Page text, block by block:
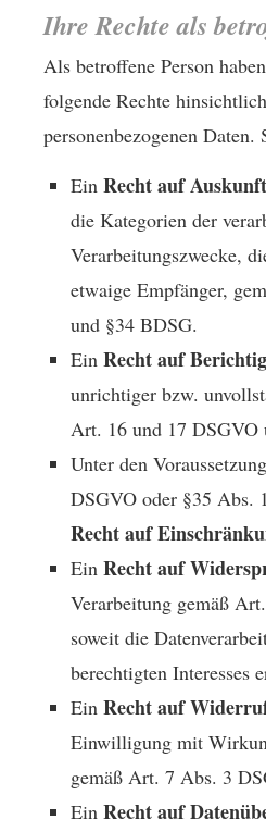
Ihre Rechte als
Als betroffene Person
folgende Rechte
personenbezogenen Daten.
Ein Recht auf Auskunft
die Kategorien der
Verarbeitungszwecke,
etwaige Empfänger,
und §34 BDSG.
Ein Recht auf
unrichtiger bzw.
Art. 16 und 17 DSGVO
Unter den
DSGVO oder §35 Abs.
Recht auf
Ein Recht auf
Verarbeitung gemäß
soweit die
berechtigten Interesses
Ein Recht auf
Einwilligung mit
gemäß Art. 7 Abs. 3
Ein Recht auf